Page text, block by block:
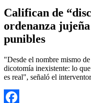
Califican de
ordenanza
punibles
"Desde el nombre mismo
dicotomía inexistente: lo
es real", señaló el